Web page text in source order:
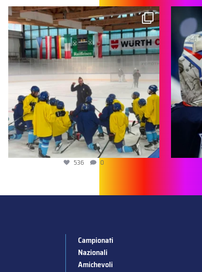
522 0
Campionati
Nazionali
Amichevoli